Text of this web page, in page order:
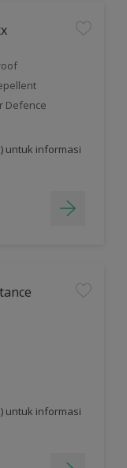
Defence
untuk informasi
untuk informasi